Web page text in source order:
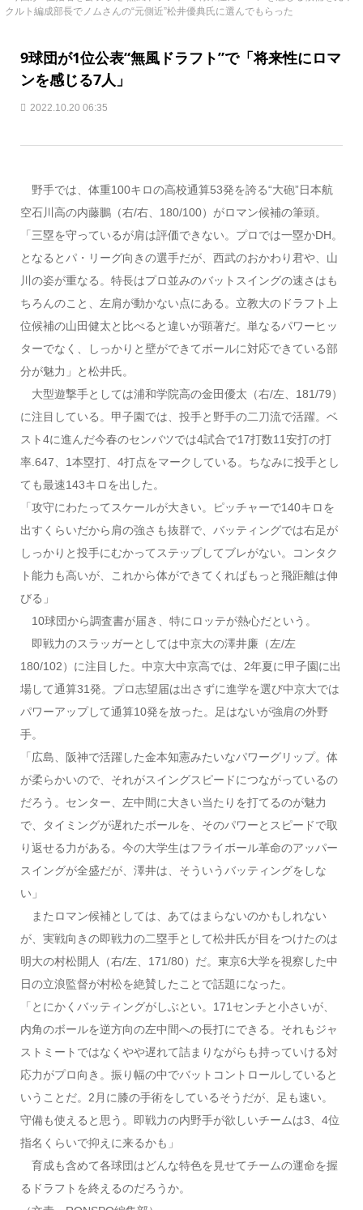
クルト編成部長でノムさんの“元側近”松井優典氏に選んでもらった
9球団が1位公表“無風ドラフト”で「将来性にロマ
ンを感じる7人」
2022.10.20 06:35
野手では、体重100キロの高校通算53発を誇る“大砲”日本航
空石川高の内藤鵬（右/右、180/100）がロマン候補の筆頭。
「三塁を守っているが肩は評価できない。プロでは一塁かDH。
となるとパ・リーグ向きの選手だが、西武のおかわり君や、山
川の姿が重なる。特長はプロ並みのバットスイングの速さはも
ちろんのこと、左肩が動かない点にある。立教大のドラフト上
位候補の山田健太と比べると違いが顕著だ。単なるパワーヒッ
ターでなく、しっかりと壁ができてボールに対応できている部
分が魅力」と松井氏。
大型遊撃手としては浦和学院高の金田優太（右/左、181/79）
に注目している。甲子園では、投手と野手の二刀流で活躍。ベ
スト4に進んだ今春のセンバツでは4試合で17打数11安打の打
率.647、1本塁打、4打点をマークしている。ちなみに投手とし
ても最速143キロを出した。
「攻守にわたってスケールが大きい。ピッチャーで140キロを
出すくらいだから肩の強さも抜群で、バッティングでは右足が
しっかりと投手にむかってステップしてブレがない。コンタク
ト能力も高いが、これから体ができてくればもっと飛距離は伸
びる」
10球団から調査書が届き、特にロッテが熱心だという。
即戦力のスラッガーとしては中京大の澤井廉（左/左
180/102）に注目した。中京大中京高では、2年夏に甲子園に出
場して通算31発。プロ志望届は出さずに進学を選び中京大では
パワーアップして通算10発を放った。足はないが強肩の外野
手。
「広島、阪神で活躍した金本知憲みたいなパワーグリップ。体
が柔らかいので、それがスイングスピードにつながっているの
だろう。センター、左中間に大きい当たりを打てるのが魅力
で、タイミングが遅れたボールを、そのパワーとスピードで取
り返せる力がある。今の大学生はフライボール革命のアッパー
スイングが全盛だが、澤井は、そういうバッティングをしな
い」
またロマン候補としては、あてはまらないのかもしれない
が、実戦向きの即戦力の二塁手として松井氏が目をつけたのは
明大の村松開人（右/左、171/80）だ。東京6大学を視察した中
日の立浪監督が村松を絶賛したことで話題になった。
「とにかくバッティングがしぶとい。171センチと小さいが、
内角のボールを逆方向の左中間への長打にできる。それもジャ
ストミートではなくやや遅れて詰まりながらも持っていける対
応力がプロ向き。振り幅の中でバットコントロールしていると
いうことだ。2月に膝の手術をしているそうだが、足も速い。
守備も使えると思う。即戦力の内野手が欲しいチームは3、4位
指名くらいで抑えに来るかも」
育成も含めて各球団はどんな特色を見せてチームの運命を握
るドラフトを終えるのだろうか。